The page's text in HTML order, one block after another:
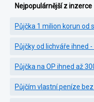
Nejpopulárnější z inzerce
Půjčka 1 milion korun od
Půjčky od lichváře ihned
Půjčka na OP ihned až
Půjčím vlastní peníze